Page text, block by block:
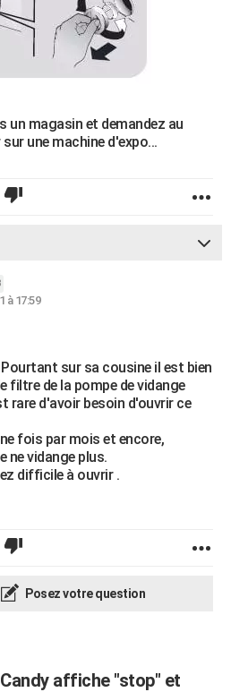
un magasin et demandez au
une machine d'expo...
à 17:59
Pourtant sur sa cousine il est bien
filtre de la pompe de vidange
rare d'avoir besoin d'ouvrir ce
fois par mois et encore,
ne vidange plus.
difficile à ouvrir .
Posez votre question
affiche "stop" et